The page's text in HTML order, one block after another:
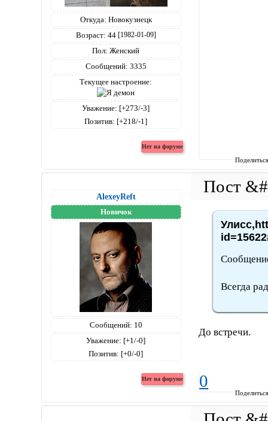
Откуда: Новокузнецк
Возраст: 44 [1982-01-09]
Пол: Женский
Сообщений: 3335
Текущее настроение:
Уважение: [+273/-3]
Позитив: [+218/-1]
AlexeyReft
Новичок
Сообщений: 10
Уважение: [+1/-0]
Позитив: [+0/-0]
Всегда
До встречи.
0